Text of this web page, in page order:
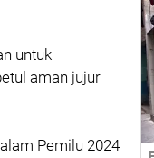
untuk
aman jujur
Pemilu 2024